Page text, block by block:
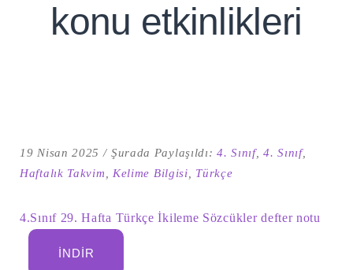
konu etkinlikleri
19 Nisan 2025 Şurada Paylaşıldı:4. Sınıf,4. Sınıf,
Haftalık Takvim
Kelime Bilgisi Türkçe
4.Sınıf 29. Hafta Türkçe İkileme Sözcükler defter notu
İNDIR